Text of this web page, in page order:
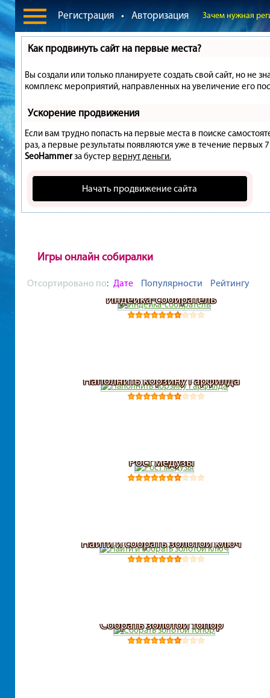
Регистрация • Авторизация Зачем нужная
Как продвинуть сайт на первые места?
Вы создали или только планируете создать свой сайт, но не
комплекс мероприятий, направленных на увеличение его
Ускорение продвижения
Если вам трудно попасть на первые места в поиске
раз, а первые результаты появляются уже в течение первых
SeoHammerза бустер вернут деньги.
Начать продвижение сайта
Игры онлайн собиралки
Отсортировано по: Дате Популярности Рейтингу
Индейка-собиратель
Наполнить корзину Гарфилда
Рост медузы
Найти и собрать золотой ключ
Собрать золотой топор